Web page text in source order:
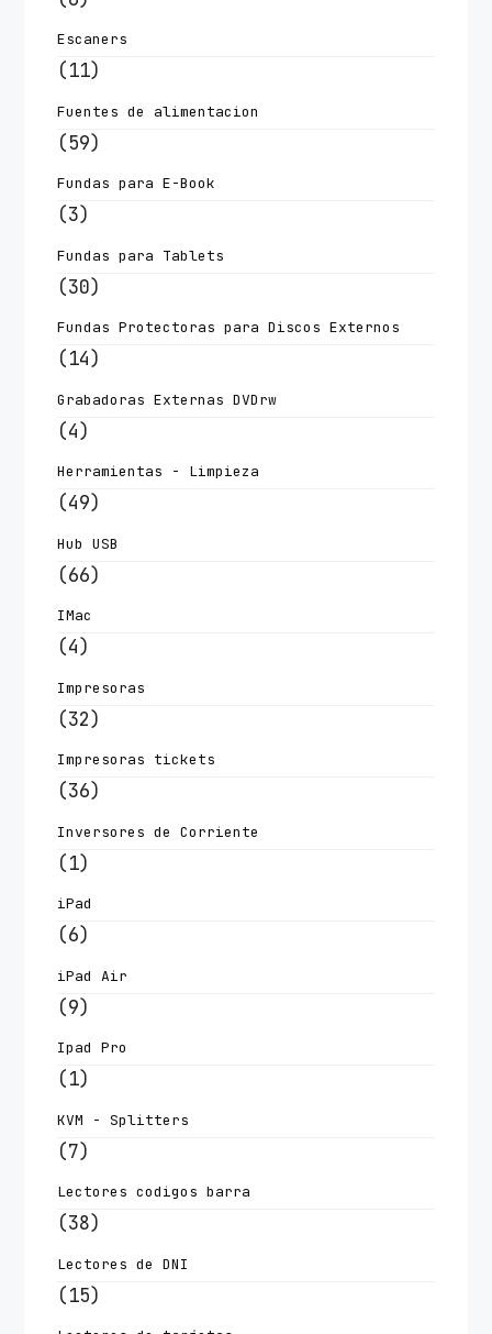
Escaners
(11)
Fuentes de alimentacion
(59)
Fundas para E-Book
(3)
Fundas para Tablets
(30)
Fundas Protectoras para Discos Externos
(14)
Grabadoras Externas DVDrw
(4)
Herramientas - Limpieza
(49)
Hub USB
(66)
IMac
(4)
Impresoras
(32)
Impresoras tickets
(36)
Inversores de Corriente
(1)
iPad
(6)
iPad Air
(9)
Ipad Pro
(1)
KVM - Splitters
(7)
Lectores codigos barra
(38)
Lectores de DNI
(15)